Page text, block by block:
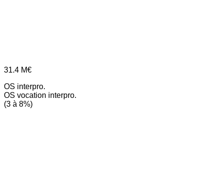
31.4 M€
OS interpro.
OS vocation interpro.
(3 à 8%)